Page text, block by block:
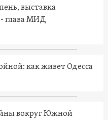
выставка
глава МИД
как живет Одесса
вокруг Южной